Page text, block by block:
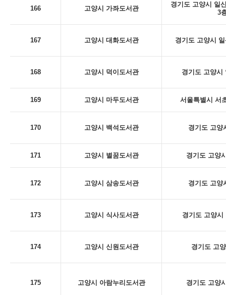
166 고양시 가좌도서관
경기도 고양시 일
3
167 고양시 대화도서관 경기도 고양시
168 고양시 덕이도서관 경기도 고양시
169 고양시 마두도서관 서울특별시 서
170 고양시 백석도서관 경기도 고양
171 고양시 별꿈도서관 경기도 고양
172 고양시 삼송도서관 경기도 고양
173 고양시 식사도서관 경기도 고양시
174 고양시 신원도서관 경기도 고
175 고양시 아람누리도서관 경기도 고양